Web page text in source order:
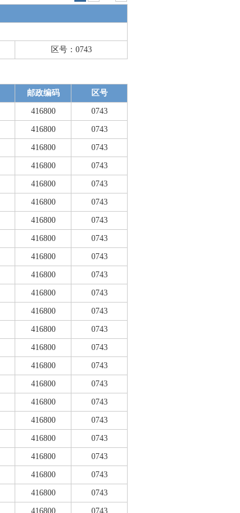
区号：0743
邮政编码 区号
416800 0743
416800 0743
416800 0743
416800 0743
416800 0743
416800 0743
416800 0743
416800 0743
416800 0743
416800 0743
416800 0743
416800 0743
416800 0743
416800 0743
416800 0743
416800 0743
416800 0743
416800 0743
416800 0743
416800 0743
416800 0743
416800 0743
416800 0743